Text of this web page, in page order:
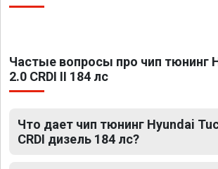
Частые вопросы про чип тюнинг
2.0 CRDI II 184 лс
Что дает чип тюнинг Hyundai
CRDI дизель 184 лс?